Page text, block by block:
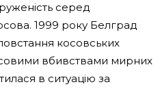
серед
1999 року Белград
косовських
вбивствами мирних
в ситуацію за